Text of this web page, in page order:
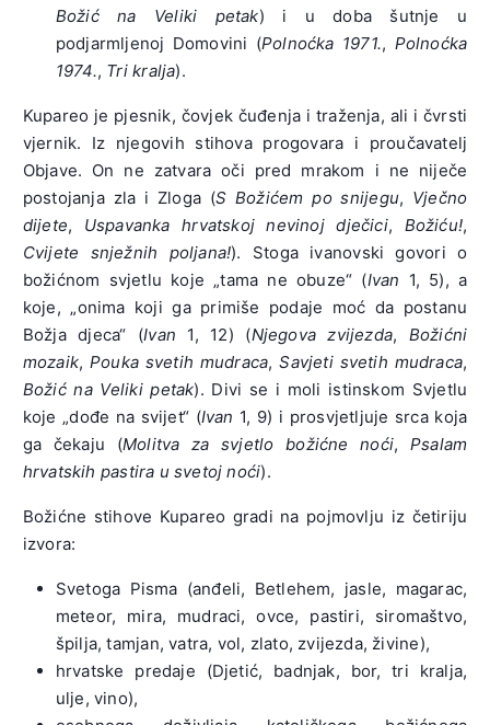
Božić na Veliki petak) i u doba šutnje u
podjarmljenoj Domovini (Polnoćka 1971., Polnoćka
1974., Tri kralja).
Kupareo je pjesnik, čovjek čuđenja i traženja, ali i čvrsti
vjernik. Iz njegovih stihova progovara i proučavatelj
Objave. On ne zatvara oči pred mrakom i ne niječe
postojanja zla i Zloga (S Božićem po snijegu, Vječno
dijete, Uspavanka hrvatskoj nevinoj dječici, Božiću!,
Cvijete snježnih poljana!). Stoga ivanovski govori o
božićnom svjetlu koje „tama ne obuze“ (Ivan 1, 5), a
koje, „onima koji ga primiše podaje moć da postanu
Božja djeca“ (Ivan 1, 12) (Njegova zvijezda, Božićni
mozaik,Pouka svetih mudraca,Savjeti svetih mudraca,
Božić na Veliki petak). Divi se i moli istinskom Svjetlu
koje „dođe na svijet“ (Ivan 1, 9) i prosvjetljuje srca koja
ga čekaju (Molitva za svjetlo božićne noći, Psalam
hrvatskih pastira u svetoj noći).
Božićne stihove Kupareo gradi na pojmovlju iz četiriju
izvora:
Svetoga Pisma (anđeli, Betlehem, jasle, magarac,
meteor, mira, mudraci, ovce, pastiri, siromaštvo,
špilja, tamjan, vatra, vol, zlato, zvijezda, živine),
hrvatske predaje (Djetić, badnjak, bor, tri kralja,
ulje, vino),